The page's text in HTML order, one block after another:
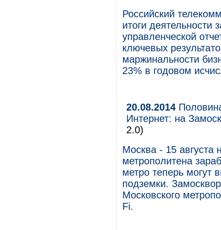
Российский
итоги деятельности
управленческой
ключевых
маржинальности
23% в годовом
20.08.2014
Интернет: на
2.0)
Москва - 15 августа
метрополитена
метро теперь могут
подземки.
Московского
Fi.